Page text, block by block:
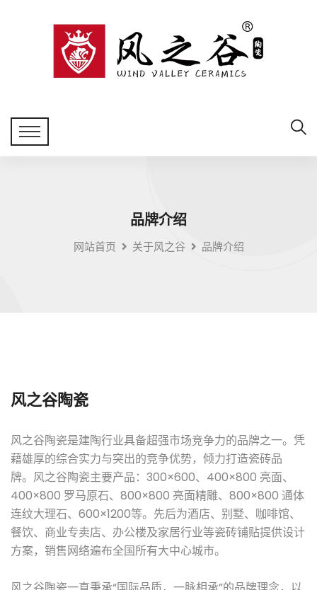
品牌介绍
网站首页 关于风之谷 品牌介绍
风之谷陶瓷
风之谷陶瓷是建陶行业具备超强市场竞争力的品牌之一。凭
藉雄厚的综合实力与突出的竞争优势，倾力打造瓷砖品
牌。 风之谷陶瓷主要产品：300×600、400×800 亮面、
400×800 罗马原石、800×800 亮面精雕、800×800 通体
连纹大理石、600×1200等。先后为酒店、别墅、咖啡馆、
餐饮、商业专卖店、办公楼及家居行业等瓷砖铺贴提供设计
方案，销售网络遍布全国所有大中心城市。